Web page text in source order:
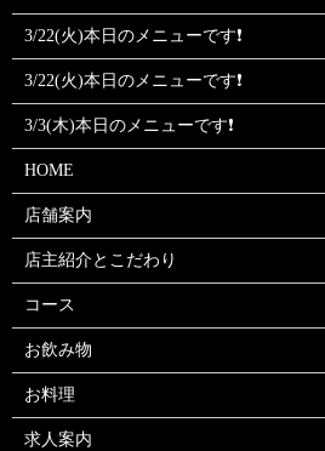
3/22(火)本日のメニューです❗
3/22(火)本日のメニューです❗
3/3(木)本日のメニューです❗
HOME
店舗案内
店主紹介とこだわり
コース
お飲み物
お料理
求人案内